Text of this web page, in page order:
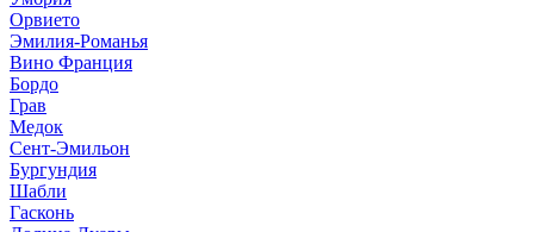
Орвието
Эмилия-Романья
Вино Франция
Бордо
Грав
Медок
Сент-Эмильон
Бургундия
Шабли
Гасконь